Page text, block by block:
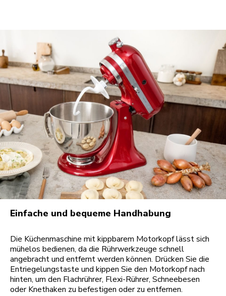
Einfache und bequeme Handhabung
Die Küchenmaschine mit kippbarem Motorkopf lässt sich
mühelos bedienen, da die Rührwerkzeuge schnell
angebracht und entfernt werden können. Drücken Sie die
Entriegelungstaste und kippen Sie den Motorkopf nach
hinten, um den Flachrührer, Flexi-Rührer, Schneebesen
oder Knethaken zu befestigen oder zu entfernen.